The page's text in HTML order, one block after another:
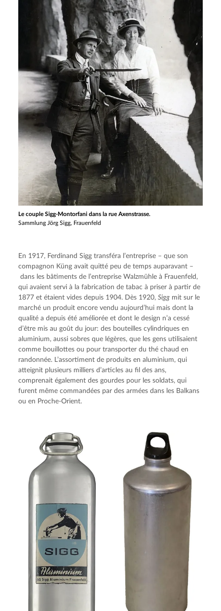
Le couple Sigg-Montorfani dans la rue Axenstrasse.
Sammlung Jörg Sigg, Frauenfeld
En 1917, Ferdinand Sigg transféra l’entreprise – que son
compagnon Küng avait quitté peu de temps auparavant –
dans les bâtiments de l’entreprise Walzmühle à Frauenfeld,
qui avaient servi à la fabrication de tabac à priser à partir de
1877 et étaient vides depuis 1904. Dès 1920, Sigg mit sur le
marché un produit encore vendu aujourd’hui mais dont la
qualité a depuis été améliorée et dont le design n’a cessé
d’être mis au goût du jour: des bouteilles cylindriques en
aluminium, aussi sobres que légères, que les gens utilisaient
comme bouillottes ou pour transporter du thé chaud en
randonnée. L’assortiment de produits en aluminium, qui
atteignit plusieurs milliers d’articles au fil des ans,
comprenait également des gourdes pour les soldats, qui
furent même commandées par des armées dans les Balkans
ou en Proche-Orient.